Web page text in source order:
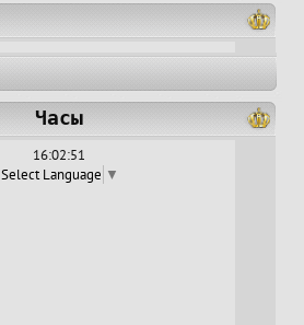
Часы
16:02:51
Select Language ▼